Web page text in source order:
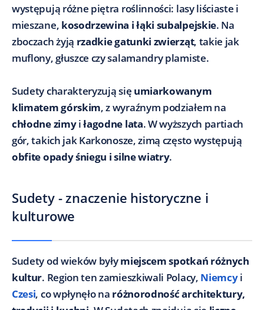
występują różne piętra roślinności: lasy liściaste i
mieszane, kosodrzewina i łąki subalpejskie. Na
zboczach żyją rzadkie gatunki zwierząt, takie jak
muflony, głuszce czy salamandry plamiste.
Sudety charakteryzują się umiarkowanym
klimatem górskim, z wyraźnym podziałem na
chłodne zimyiłagodne lata. W wyższych partiach
gór, takich jak Karkonosze, zimą często występują
obfite opady śniegu i silne wiatry.
Sudety - znaczenie historyczne i
kulturowe
Sudety od wieków byłymiejscem spotkań różnych
kultur. Region ten zamieszkiwali Polacy, Niemcyi
Czesi, co wpłynęło na różnorodność architektury,